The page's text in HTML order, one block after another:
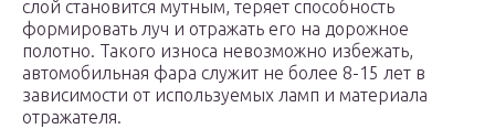
слой становится мутным, теряет способность
формировать луч и отражать его на дорожное
полотно. Такого износа невозможно избежать,
автомобильная фара служит не более 8-15 лет в
зависимости от используемых ламп и материала
отражателя.